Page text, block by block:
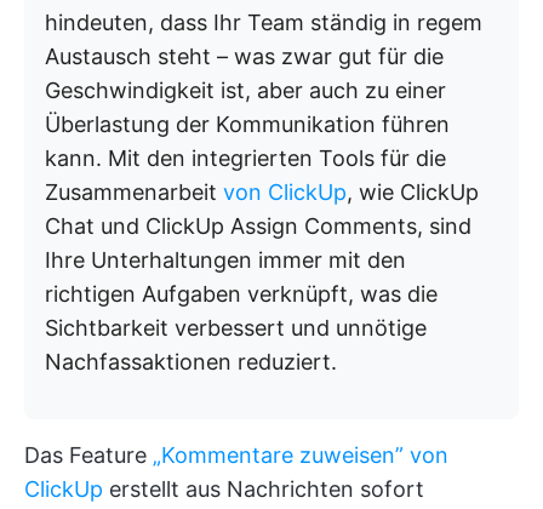
hindeuten, dass Ihr Team ständig in regem
Austausch steht – was zwar gut für die
Geschwindigkeit ist, aber auch zu einer
Überlastung der Kommunikation führen
kann. Mit den integrierten Tools für die
Zusammenarbeit von ClickUp, wie ClickUp
Chat und ClickUp Assign Comments, sind
Ihre Unterhaltungen immer mit den
richtigen Aufgaben verknüpft, was die
Sichtbarkeit verbessert und unnötige
Nachfassaktionen reduziert.
Das Feature „Kommentare zuweisen” von
ClickUp erstellt aus Nachrichten sofort